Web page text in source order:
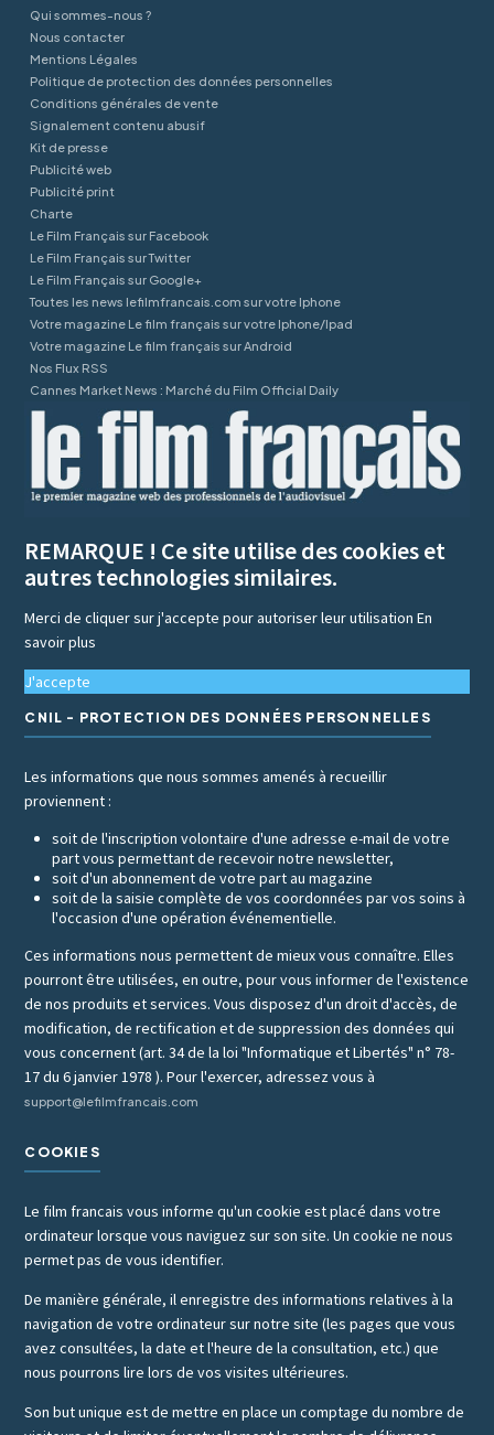
Qui sommes-nous ?
Nous contacter
Mentions Légales
Politique de protection des données personnelles
Conditions générales de vente
Signalement contenu abusif
Kit de presse
Publicité web
Publicité print
Charte
Le Film Français sur Facebook
Le Film Français sur Twitter
Le Film Français sur Google+
Toutes les news lefilmfrancais.com sur votre Iphone
Votre magazine Le film français sur votre Iphone/Ipad
Votre magazine Le film français sur Android
Nos Flux RSS
Cannes Market News : Marché du Film Official Daily
REMARQUE ! Ce site utilise des cookies et
autres technologies similaires.
Merci de cliquer sur j'accepte pour autoriser leur utilisationEn
savoir plus
J'accepte
CNIL - PROTECTION DES DONNÉES PERSONNELLES
Les informations que nous sommes amenés à recueillir
proviennent :
soit de l'inscription volontaire d'une adresse e-mail de votre
part vous permettant de recevoir notre newsletter,
soit d'un abonnement de votre part au magazine
soit de la saisie complète de vos coordonnées par vos soins à
l'occasion d'une opération événementielle.
Ces informations nous permettent de mieux vous connaître. Elles
pourront être utilisées, en outre, pour vous informer de l'existence
de nos produits et services. Vous disposez d'un droit d'accès, de
modification, de rectification et de suppression des données qui
vous concernent (art. 34 de la loi "Informatique et Libertés" n° 78-
17 du 6 janvier 1978 ). Pour l'exercer, adressez vous à
support@lefilmfrancais.com
COOKIES
Le film francais vous informe qu'un cookie est placé dans votre
ordinateur lorsque vous naviguez sur son site. Un cookie ne nous
permet pas de vous identifier.
De manière générale, il enregistre des informations relatives à la
navigation de votre ordinateur sur notre site (les pages que vous
avez consultées, la date et l'heure de la consultation, etc.) que
nous pourrons lire lors de vos visites ultérieures.
Son but unique est de mettre en place un comptage du nombre de